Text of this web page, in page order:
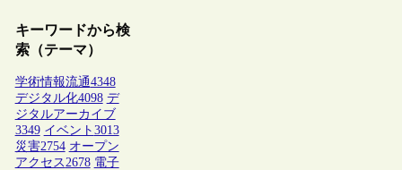
キーワードから検
索（テーマ）
学術情報流通4348
デジタル化4098 デ
ジタルアーカイブ
3349 イベント 3013
災害2754 オープン
アクセス 2678 電子